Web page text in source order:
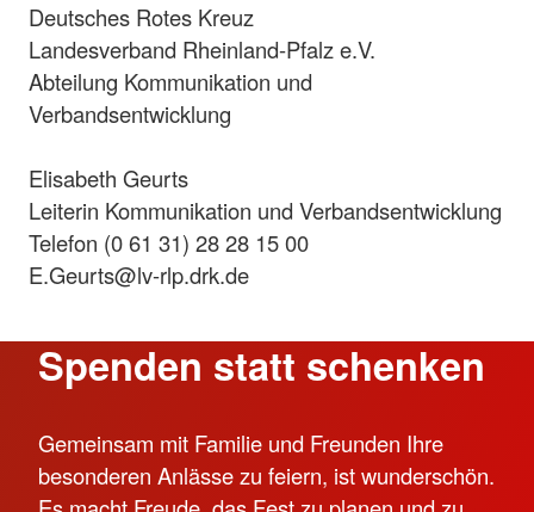
Deutsches Rotes Kreuz
Landesverband Rheinland-Pfalz e.V.
Abteilung Kommunikation und
Verbandsentwicklung
Elisabeth Geurts
Leiterin Kommunikation und Verbandsentwicklung
Telefon (0 61 31) 28 28 15 00
E.Geurts@lv-rlp.drk.de
Spenden statt schenken
Gemeinsam mit Familie und Freunden Ihre
besonderen Anlässe zu feiern, ist wunderschön.